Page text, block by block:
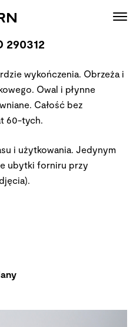
290312
wykończenia. Obrzeża i
Owal i płynne
Całość bez
60-tych.
i użytkowania. Jedynym
ubytki forniru przy